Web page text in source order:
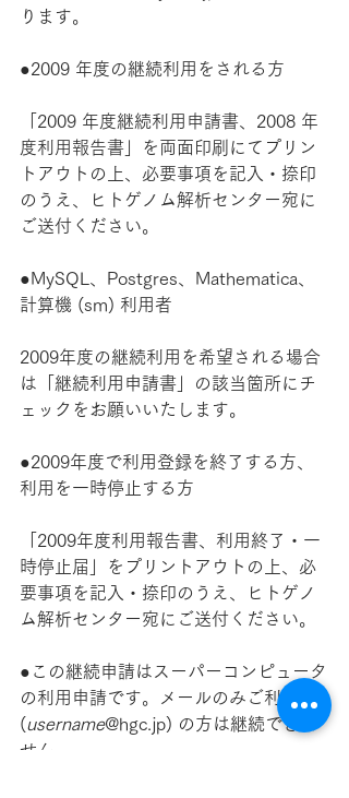
ります。
●2009 年度の継続利用をされる方
「2009 年度継続利用申請書、2008 年
度利用報告書」を両面印刷にてプリン
トアウトの上、必要事項を記入・捺印
のうえ、ヒトゲノム解析センター宛に
ご送付ください。
●MySQL、Postgres、Mathematica、
計算機 (sm) 利用者
2009年度の継続利用を希望される場合
は「継続利用申請書」の該当箇所にチ
ェックをお願いいたします。
●2009年度で利用登録を終了する方、
利用を一時停止する方
「2009年度利用報告書、利用終了・一
時停止届」をプリントアウトの上、必
要事項を記入・捺印のうえ、ヒトゲノ
ム解析センター宛にご送付ください。
●この継続申請はスーパーコンピュータ
の利用申請です。メールのみご利用
(username@hgc.jp) の方は継続できま
せん。